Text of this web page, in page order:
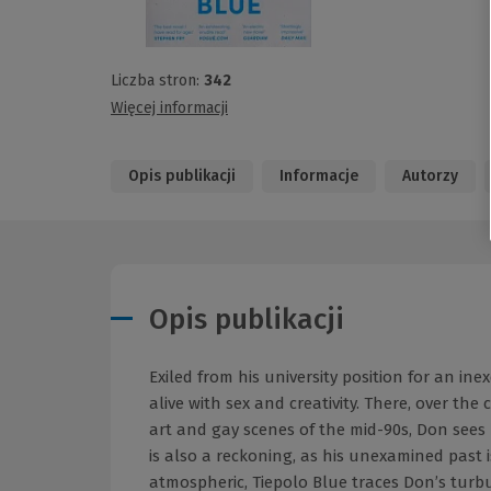
Liczba stron: 342
Więcej informacji
Opis publikacji Informacje Autorzy
Opis publikacji
Exiled from his university position for an
alive with sex and creativity. There, over
art and gay scenes of the mid-90s, Don
is also a reckoning, as his unexamined
atmospheric, Tiepolo Blue traces Don’s